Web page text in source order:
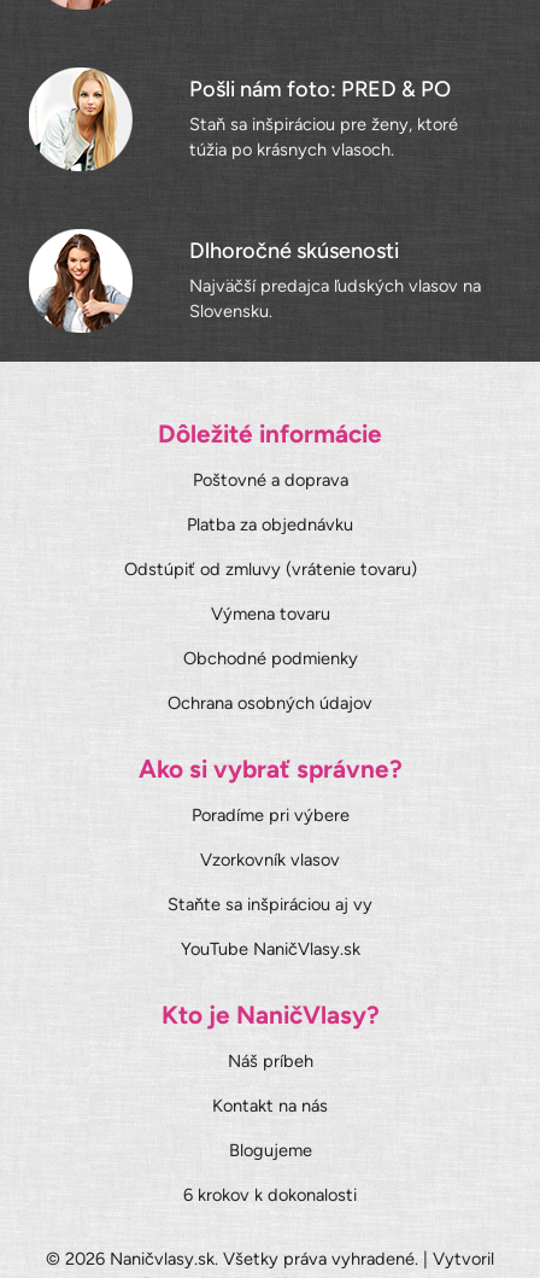
Pošli nám foto: PRED & PO
Staň sa inšpiráciou pre ženy, ktoré
túžia po krásnych vlasoch.
Dlhoročné skúsenosti
Najväčší predajca ľudských vlasov na
Slovensku.
Dôležité informácie
Poštovné a doprava
Platba za objednávku
Odstúpiť od zmluvy (vrátenie tovaru)
Výmena tovaru
Obchodné podmienky
Ochrana osobných údajov
Ako si vybrať správne?
Poradíme pri výbere
Vzorkovník vlasov
Staňte sa inšpiráciou aj vy
YouTube NaničVlasy.sk
Kto je NaničVlasy?
Náš príbeh
Kontakt na nás
Blogujeme
6 krokov k dokonalosti
© 2026 Naničvlasy.sk. Všetky práva vyhradené. | Vytvoril